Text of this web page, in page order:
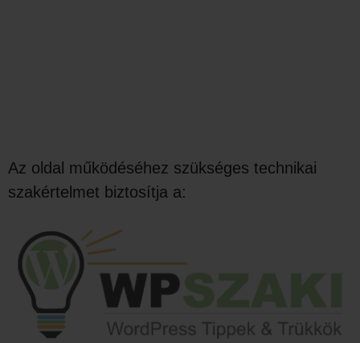
Az oldal működéséhez szükséges technikai
szakértelmet biztosítja a: